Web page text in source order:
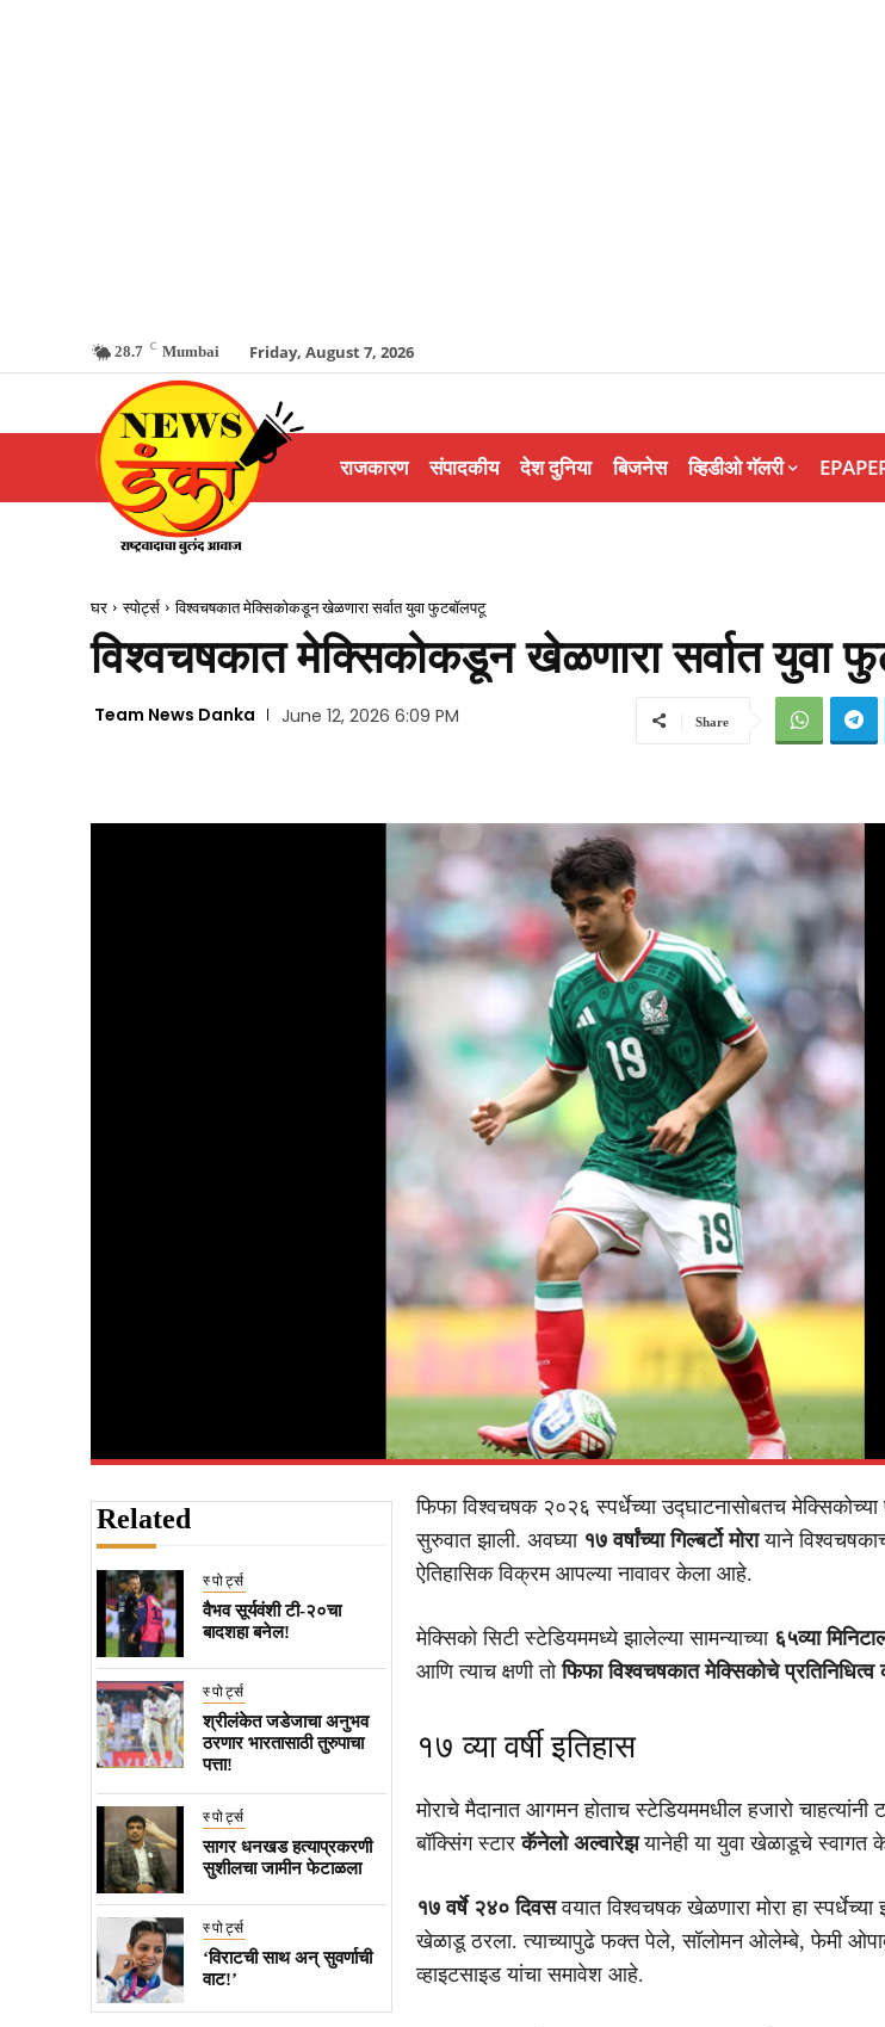
28.7 C Mumbai Friday, August 7, 2026
राजकारण संपादकीय देश दुनिया बिजनेस व्हिडीओ गॅलरी
घर स्पोर्ट्स विश्वचषकात मेक्सिकोकडून खेळणारा सर्वात युवा फुटबॉलपटू
विश्वचषकात मेक्सिकोकडून खेळणारा सर्वात युवा
Team News Danka June 12, 2026 6:09 PM Share
Related
स्पोर्ट्स
वैभव सूर्यवंशी टी-२०चा
बादशहा बनेल!
स्पोर्ट्स
श्रीलंकेत जडेजाचा अनुभव
ठरणार भारतासाठी तुरुपाचा
पत्ता!
स्पोर्ट्स
सागर धनखड हत्याप्रकरणी
सुशीलचा जामीन फेटाळला
स्पोर्ट्स
‘विराटची साथ अन् सुवर्णाची
वाट!’
फिफा विश्वचषक २०२६ स्पर्धेच्या उद्घाटनासोबतच मेक्सिकोच्या
सुरुवात झाली. अवघ्या १७ वर्षांच्या गिल्बर्टो मोरायाने
ऐतिहासिक विक्रम आपल्या नावावर केला आहे.
मेक्सिको सिटी स्टेडियममध्ये झालेल्या सामन्याच्या ६५व्या
आणि त्याच क्षणी तोफिफा विश्वचषकात मेक्सिकोचे प्रतिनिधित्व
१७ व्या वर्षी इतिहास
मोराचे मैदानात आगमन होताच स्टेडियममधील हजारो
बॉक्सिंग स्टारकॅनेलो अल्वारेझयानेही या युवा खेळाडूचे स्वागत
१७ वर्षे २४० दिवसवयात विश्वचषक खेळणारा मोरा हा स्पर्धेच्या
खेळाडू ठरला. त्याच्यापुढे फक्त पेले, सॉलोमन ओलेम्बे, फेमी
व्हाइटसाइड यांचा समावेश आहे.